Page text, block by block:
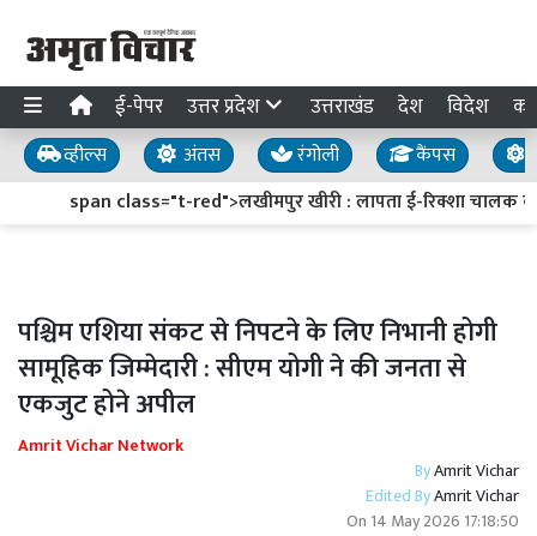
ई-पेपर उत्तर प्रदेश उत्तराखंड देश विदेश
व्हील्स अंतस रंगोली कैंपस
span class="t-red">लखीमपुर खीरी : लापता ई-रिक्शा चालक
पश्चिम एशिया संकट से निपटने के लिए निभानी होगी
सामूहिक जिम्मेदारी : सीएम योगी ने की जनता से
एकजुट होने अपील
Amrit Vichar Network
ByAmrit Vichar
Edited ByAmrit Vichar
On 14 May 2026 17:18:50